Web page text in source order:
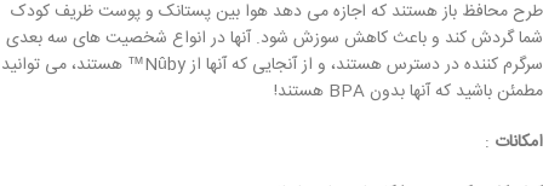
طرح محافظ باز هستند که اجازه می دهد هوا بین پستانک و پوست ظریف کودک
شما گردش کند و باعث کاهش سوزش شود. آنها در انواع شخصیت های سه بعدی
سرگرم کننده در دسترس هستند، و از آنجایی که آنها از Nûby™ هستند، می توانید
مطمئن باشید که آنها بدون BPA هستند!
امکانات :